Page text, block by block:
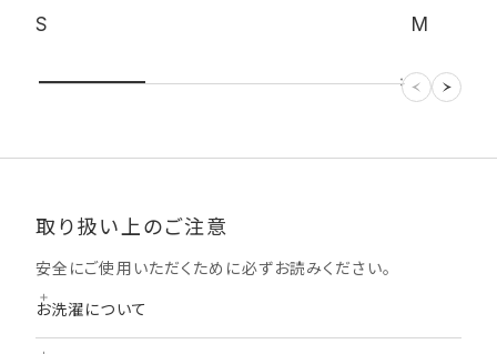
S M
取り扱い上のご注意
安全にご使用いただくために必ずお読みください。
お洗濯について